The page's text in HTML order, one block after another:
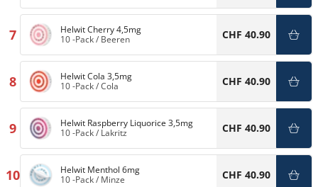
7
Helwit Cherry 4,5mg
10 -Pack/ Beeren CHF 40.90
8
Helwit Cola 3,5mg
10 -Pack/Cola CHF 40.90
9
Helwit Raspberry Liquorice 3,5mg
10 -Pack/ Lakritz CHF 40.90
10
Helwit Menthol 6mg
10 -Pack/ Minze CHF 40.90